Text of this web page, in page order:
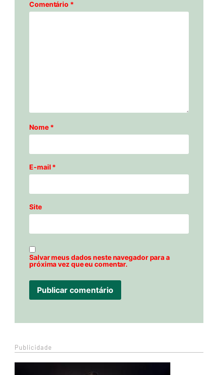
Comentário *
Nome *
E-mail *
Site
Salvar meus dados neste navegador para a
próxima vez que eu comentar.
Publicidade